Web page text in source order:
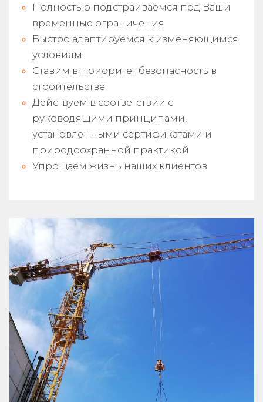
Полностью подстраиваемся под Ваши
временные ограничения
Быстро адаптируемся к изменяющимся
условиям
Ставим в приоритет безопасность в
строительстве
Действуем в соответствии с
руководящими принципами,
установленными сертификатами и
природоохранной практикой
Упрощаем жизнь наших клиентов